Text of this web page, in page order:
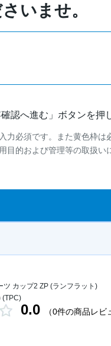
いませ。
認へ進む」ボタンを押
力必須です。また黄色枠は
目的および管理等の取扱い
ツ カップ2 ZP (ランフラット)
(TPC)
0.0 （0件の商品レビ